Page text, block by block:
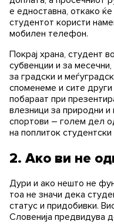
е едноставна, откако
студентот користи
мобилен телефон.
Покрај храна, студент
субвенции и за
за градски и
споменеме и сите
побараат при
влезници за природни
спортови – голем дел
на поплиток студентски
2. Ако ви не
Дури и ако нешто не
тоа не значи дека
статус и придобивки.
Словенија предвидува